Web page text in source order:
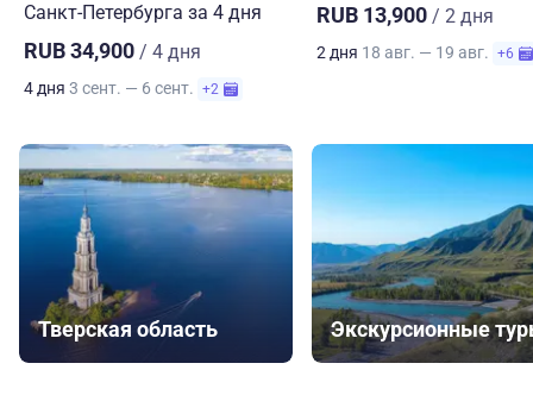
Санкт-Петербурга за 4 дня
RUB 34,900 / 4 дня
4 дня 3 сент. — 6 сент. +2
RUB 13,900 / 2 дня
2 дня 18 авг. — 19 авг. +6
Тверская область Экскурсионные